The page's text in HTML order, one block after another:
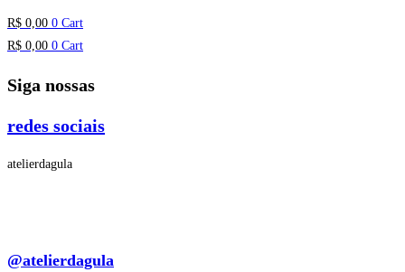
R$ 0,00 0 Cart
R$ 0,00 0 Cart
Siga nossas
redes sociais
atelierdagula
@atelierdagula